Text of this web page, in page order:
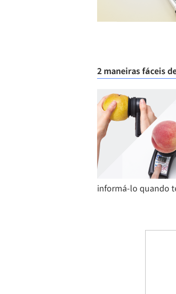
2 maneiras fáceis
informá-lo quando